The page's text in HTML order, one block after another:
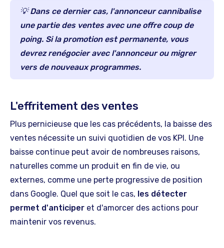
💡 Dans ce dernier cas, l'annonceur cannibalise
une partie des ventes avec une offre coup de
poing. Si la promotion est permanente, vous
devrez renégocier avec l'annonceur ou migrer
vers de nouveaux programmes.
L'effritement des ventes
Plus pernicieuse que les cas précédents, la baisse des
ventes nécessite un suivi quotidien de vos KPI. Une
baisse continue peut avoir de nombreuses raisons,
naturelles comme un produit en fin de vie, ou
externes, comme une perte progressive de position
dans Google. Quel que soit le cas, les détecter
permet d'anticiper et d'amorcer des actions pour
maintenir vos revenus.